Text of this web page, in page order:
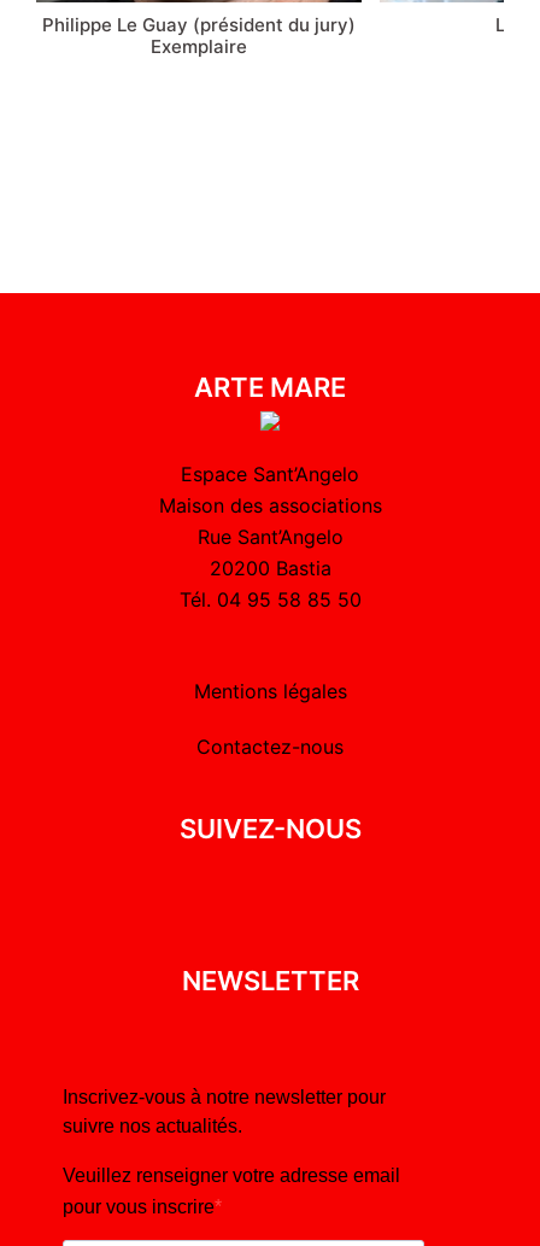
Philippe Le Guay (président du jury)
Exemplaire
Léa
ARTE MARE
Espace Sant’Angelo
Maison des associations
Rue Sant’Angelo
20200 Bastia
Tél. 04 95 58 85 50
Mentions légales
Contactez-nous
SUIVEZ-NOUS
NEWSLETTER
Inscrivez-vous à notre newsletter pour
suivre nos actualités.
Veuillez renseigner votre adresse email
pour vous inscrire